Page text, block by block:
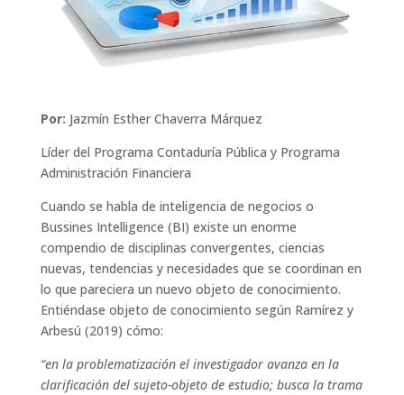
Por: Jazmín Esther Chaverra Márquez
Líder del Programa Contaduría Pública y Programa
Administración Financiera
Cuando se habla de inteligencia de negocios o
Bussines Intelligence (BI) existe un enorme
compendio de disciplinas convergentes, ciencias
nuevas, tendencias y necesidades que se coordinan en
lo que pareciera un nuevo objeto de conocimiento.
Entiéndase objeto de conocimiento según Ramírez y
Arbesú (2019) cómo:
“en la problematización el investigador avanza en la
clarificación del sujeto-objeto de estudio; busca la trama